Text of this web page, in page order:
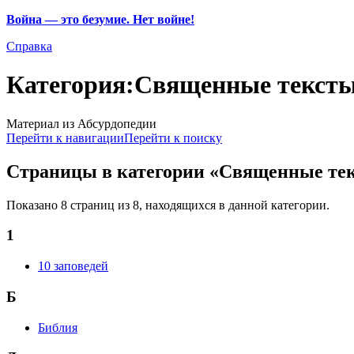
Война — это безумие. Нет войне!
Справка
Категория:Священные
Материал из Абсурдопедии
Перейти к навигацииПерейти к поиску
Страницы в категории «Священные
Показано 8 страниц из 8, находящихся в данной категории.
1
10 заповедей
Б
Библия